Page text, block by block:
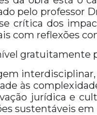
pelo professor
crítica dos
com reflexões
gratuitamente
interdisciplinar,
às
jurídica e
sustentáveis